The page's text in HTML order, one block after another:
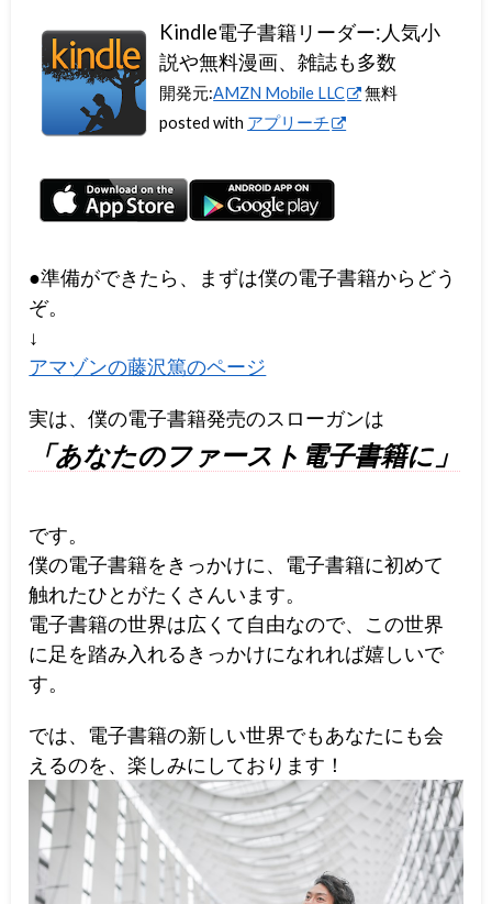
Kindle電子書籍リーダー:人気小
説や無料漫画、雑誌も多数
開発元:AMZN Mobile LLC
無料
posted with アプリーチ
●準備ができたら、まずは僕の電子書籍からどう
ぞ。
↓
アマゾンの藤沢篤のページ
実は、僕の電子書籍発売のスローガンは
「あなたのファースト電子書籍に」
です。
僕の電子書籍をきっかけに、電子書籍に初めて
触れたひとがたくさんいます。
電子書籍の世界は広くて自由なので、この世界
に足を踏み入れるきっかけになれれば嬉しいで
す。
では、電子書籍の新しい世界でもあなたにも会
えるのを、楽しみにしております！